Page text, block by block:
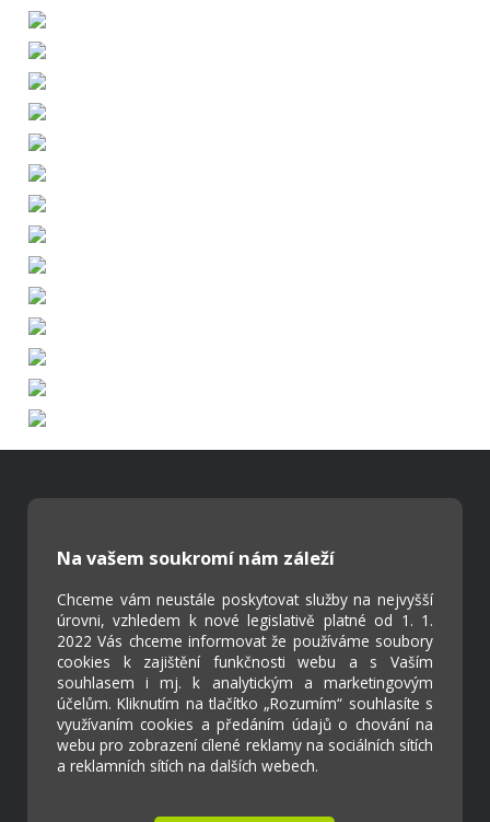
Na vašem soukromí nám záleží
Chceme vám neustále poskytovat služby na nejvyšší
úrovni, vzhledem k nové legislativě platné od 1. 1.
2022 Vás chceme informovat že používáme soubory
cookies k zajištění funkčnosti webu a s Vaším
souhlasem i mj. k analytickým a marketingovým
účelům. Kliknutím na tlačítko „Rozumím“ souhlasíte s
využívaním cookies a předáním údajů o chování na
webu pro zobrazení cílené reklamy na sociálních sítích
a reklamních sítích na dalších webech.
Strava.cz
Kontakty
Projekty
Virtuální prohlídka
Cookies
Přístupnost